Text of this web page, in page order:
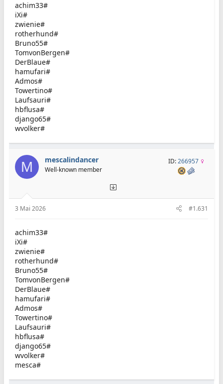
achim33#
iXi#
zwienie#
rotherhund#
Bruno55#
TomvonBergen#
DerBlaue#
hamufari#
Admos#
Towertino#
Laufsauri#
hbflusa#
django65#
wvolker#
M mescalindancer
Well-known member
ID:266957
3 Mai 2026 #1.631
achim33#
iXi#
zwienie#
rotherhund#
Bruno55#
TomvonBergen#
DerBlaue#
hamufari#
Admos#
Towertino#
Laufsauri#
hbflusa#
django65#
wvolker#
mesca#